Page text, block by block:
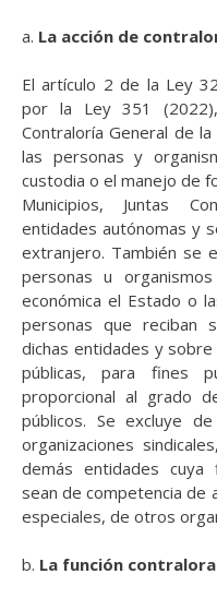
a. La acción de
El artículo 2 de la Ley
por la Ley 351
Contraloría General de
las personas y
custodia o el manejo de
Municipios, Juntas
entidades autónomas y
extranjero. También se
personas u
económica el Estado o
personas que reciban
dichas entidades y
públicas, para fines
proporcional al grado
públicos. Se excluye
organizaciones
demás entidades cuya
sean de competencia de
especiales, de otros
b. La función